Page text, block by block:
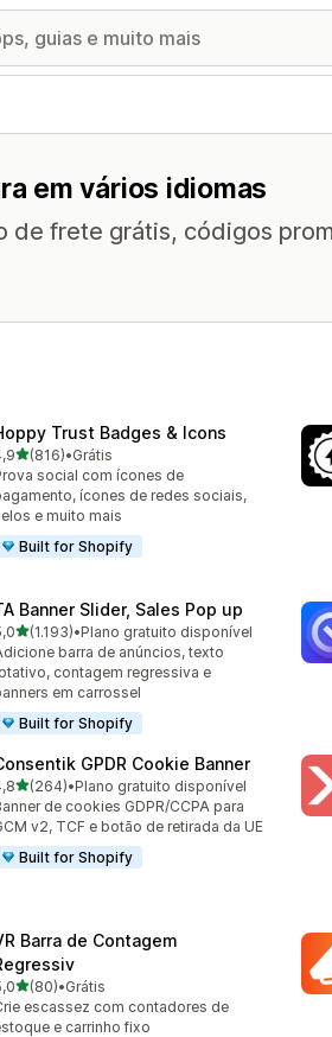
em vários idiomas
de frete grátis, códigos
Trust Badges & Icons
de 5 estrelas
(816)
avaliações ao todo
•Grátis
social com ícones de
ícones de redes sociais,
e muito mais
Built for Shopify
Banner Slider, Sales Pop up
de 5 estrelas
(1.193)
avaliações ao todo
•Plano gratuito disponível
barra de anúncios, texto
contagem regressiva e
em carrossel
Built for Shopify
GPDR Cookie Banner
de 5 estrelas
(264)
avaliações ao todo
•Plano gratuito disponível
de cookies GDPR/CCPA para
v2, TCF e botão de retirada da UE
Built for Shopify
Barra de Contagem
de 5 estrelas
(80)
avaliações ao todo
•Grátis
escassez com contadores de
e carrinho fixo